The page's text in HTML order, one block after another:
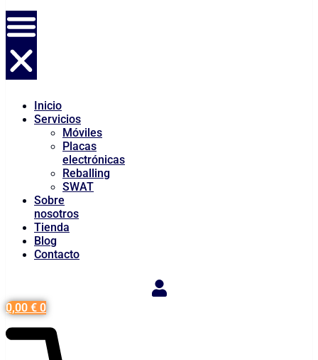
Inicio
Servicios
Móviles
Placas
electrónicas
Reballing
SWAT
Sobre
nosotros
Tienda
Blog
Contacto
0,00 € 0